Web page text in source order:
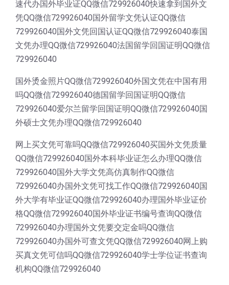
速代办国外毕业证QQ微信729926040快速拿到国外文
凭QQ微信729926040国外留学文凭认证QQ微信
729926040国外文凭回国认证QQ微信729926040泰国
文凭办理QQ微信729926040法国留学回国证明QQ微信
729926040
国外烫金照片QQ微信729926040外国文凭在中国有用
吗QQ微信729926040德国留学回国证明QQ微信
729926040爱尔兰留学回国证明QQ微信729926040国
外硕士文凭办理QQ微信729926040
网上买文凭可靠吗QQ微信729926040买国外文凭质量
QQ微信729926040国外本科毕业证怎么办理QQ微信
729926040国外大学文凭高仿真制作QQ微信
729926040办国外文凭可找工作QQ微信729926040国
外大学有毕业证QQ微信729926040办理国外毕业证价
格QQ微信729926040国外毕业证书编号查询QQ微信
729926040办理国外文凭要交定金吗QQ微信
729926040办国外可查文凭QQ微信729926040网上购
买真文凭可信吗QQ微信729926040学士学位证书查询
机构QQ微信729926040